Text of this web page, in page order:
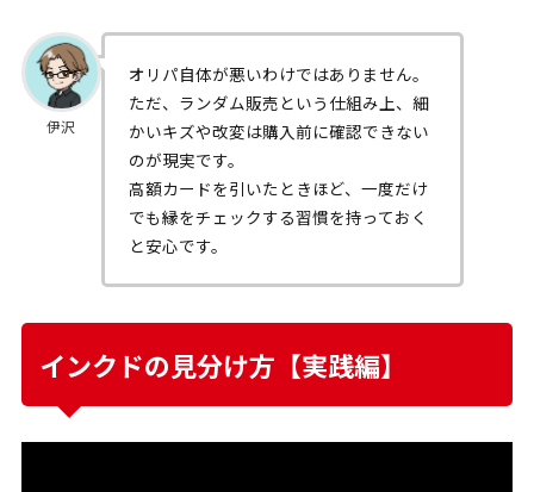
伊沢
オリパ自体が悪いわけではありません。
ただ、ランダム販売という仕組み上、細
かいキズや改変は購入前に確認できない
のが現実です。
高額カードを引いたときほど、一度だけ
でも縁をチェックする習慣を持っておく
と安心です。
インクドの見分け方【実践編】